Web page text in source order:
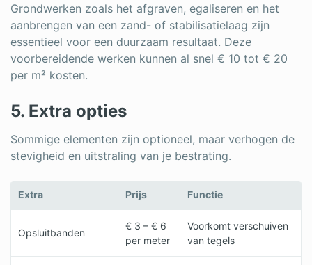
Grondwerken zoals het afgraven, egaliseren en het
aanbrengen van een zand- of stabilisatielaag zijn
essentieel voor een duurzaam resultaat. Deze
voorbereidende werken kunnen al snel € 10 tot € 20
per m² kosten.
5. Extra opties
Sommige elementen zijn optioneel, maar verhogen de
stevigheid en uitstraling van je bestrating.
Extra Prijs Functie
Opsluitbanden
€ 3 – € 6
per meter
Voorkomt verschuiven
van tegels